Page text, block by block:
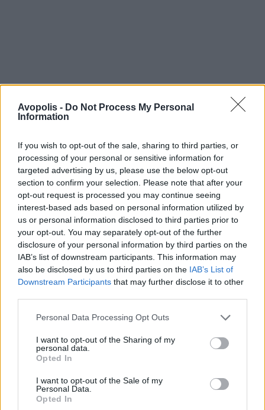
Avopolis - Do Not Process My Personal
Information
If you wish to opt-out of the sale, sharing to third parties, or
processing of your personal or sensitive information for
targeted advertising by us, please use the below opt-out
section to confirm your selection. Please note that after your
opt-out request is processed you may continue seeing
interest-based ads based on personal information utilized by
us or personal information disclosed to third parties prior to
your opt-out. You may separately opt-out of the further
disclosure of your personal information by third parties on the
IAB’s list of downstream participants. This information may
also be disclosed by us to third parties on the IAB’s List of
Downstream Participants that may further disclose it to other
Personal Data Processing Opt Outs
I want to opt-out of the Sharing of my
personal data.
Opted In
I want to opt-out of the Sale of my
Personal Data.
Opted In